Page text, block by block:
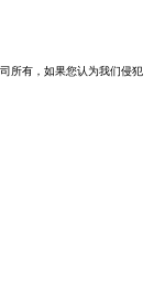
所有，如果您认为我们侵犯